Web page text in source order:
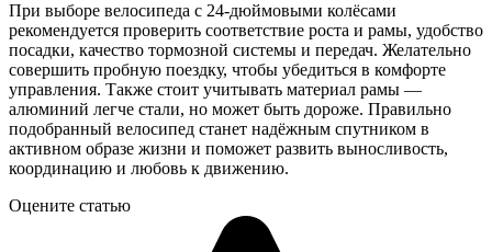
При выборе велосипеда с 24-дюймовыми колёсами
рекомендуется проверить соответствие роста и рамы, удобство
посадки, качество тормозной системы и передач. Желательно
совершить пробную поездку, чтобы убедиться в комфорте
управления. Также стоит учитывать материал рамы —
алюминий легче стали, но может быть дороже. Правильно
подобранный велосипед станет надёжным спутником в
активном образе жизни и поможет развить выносливость,
координацию и любовь к движению.
Оцените статью